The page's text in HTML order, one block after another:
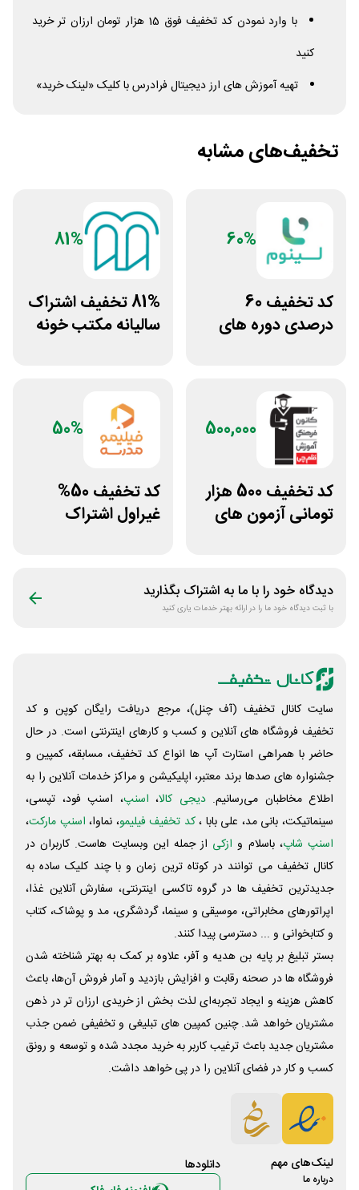
با وارد نمودن کد تخفیف فوق 15 هزار تومان ارزان تر خرید
کنید
تهیه آموزش های ارز دیجیتال فرادرس با کلیک «لینک خرید»
تخفیف‌های مشابه
60%
کد تخفیف 60
درصدی دوره های
81%
81% تخفیف اشتراک
سالیانه مکتب خونه
500,000
کد تخفیف 500 هزار
تومانی آزمون های
50%
کد تخفیف 50%
غیراول اشتراک
دیدگاه خود را با ما به اشتراک بگذارید
با ثبت دیدگاه خود ما را در ارائه بهتر خدمات یاری کنید
سایت کانال تخفیف (آف چنل)، مرجع دریافت رایگان کوپن و کد
تخفیف فروشگاه های آنلاین و کسب و‌ کارهای اینترنتی است. در حال
حاضر با همراهی استارت آپ ها انواع کد تخفیف، مسابقه، کمپین و
جشنواره های صدها برند معتبر، اپلیکیشن و مراکز خدمات آنلاین را به
اطلاع مخاطبان می‌رسانیم. دیجی کالا، اسنپ، اسنپ فود، تپسی،
سینماتیکت، بانی مد، علی‌ بابا ،کد تخفیف فیلیمو، نماوا، اسنپ مارکت،
اسنپ شاپ، باسلام و ازکی از جمله این وبسایت ‌هاست. کاربران در
کانال تخفیف می توانند در کوتاه ترین زمان و با چند کلیک ساده به
جدیدترین تخفیف ها در گروه تاکسی اینترنتی، سفارش آنلاین غذا،
اپراتورهای مخابراتی، موسیقی و سینما، گردشگری، مد و پوشاک، کتاب
و کتابخوانی و ... دسترسی پیدا کنند.
بستر تبلیغ بر پایه بن هدیه و آفر، علاوه بر کمک به بهتر شناخته شدن
فروشگاه ها در صحنه رقابت و افزایش بازدید و آمار فروش آن‌ها، باعث
کاهش هزینه و ایجاد تجربه‌ای لذت بخش از خریدی ارزان تر در ذهن
مشتریان خواهد شد. چنین کمپین های تبلیغی و تخفیفی ضمن جذب
مشتریان جدید باعث ترغیب کاربر به خرید مجدد شده و توسعه و رونق
کسب و کار در فضای آنلاین را در پی خواهد داشت.
لینک‌های مهم
درباره ما
دانلود‌ها